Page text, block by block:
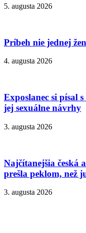
5. augusta 2026
Príbeh nie jednej
4. augusta 2026
Exposlanec si písal
jej sexuálne návrhy
3. augusta 2026
Najčítanejšia česká
prešla peklom, než
3. augusta 2026